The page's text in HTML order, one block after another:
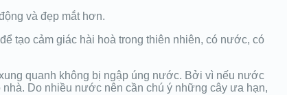
và đẹp mắt hơn.
tạo cảm giác hài hoà trong thiên nhiên, có nước, có
quanh không bị ngập úng nước. Bởi vì nếu nước
Do nhiều nước nên cần chú ý những cây ưa hạn,